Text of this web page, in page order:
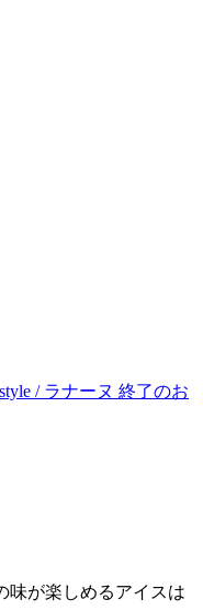
/ ラナーヌ 終了のお
味が楽しめるアイスは